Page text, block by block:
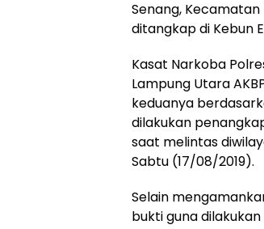
Senang,
ditangkap di Kebun
Kasat Narkoba
Lampung Utara
keduanya
dilakukan
saat melintas
Sabtu (17/08/2019).
Selain
bukti guna